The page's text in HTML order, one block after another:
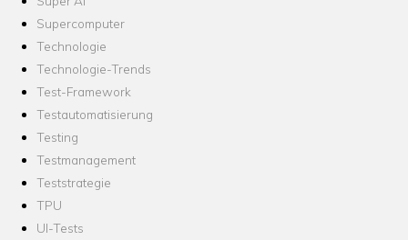
Supercomputer
Technologie
Technologie-Trends
Test-Framework
Testautomatisierung
Testing
Testmanagement
Teststrategie
TPU
UI-Tests